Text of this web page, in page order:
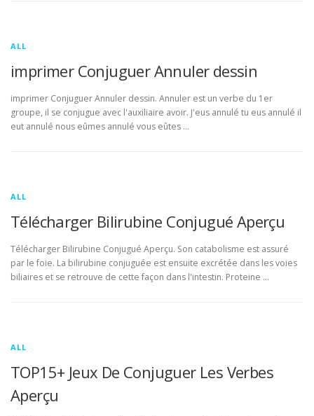
ALL
imprimer Conjuguer Annuler dessin
imprimer Conjuguer Annuler dessin. Annuler est un verbe du 1er
groupe, il se conjugue avec l'auxiliaire avoir. J'eus annulé tu eus annulé il
eut annulé nous eûmes annulé vous eûtes …
ALL
Télécharger Bilirubine Conjugué Aperçu
Télécharger Bilirubine Conjugué Aperçu. Son catabolisme est assuré
par le foie. La bilirubine conjuguée est ensuite excrétée dans les voies
biliaires et se retrouve de cette façon dans l'intestin. Proteine …
ALL
TOP15+ Jeux De Conjuguer Les Verbes
Aperçu